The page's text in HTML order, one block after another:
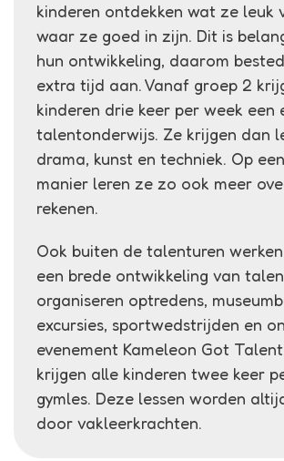
kinderen ontdekken wat ze leuk
waar ze goed in zijn. Dit is
hun ontwikkeling, daarom
extra tijd aan. Vanaf groep 2
kinderen drie keer per week een
talentonderwijs. Ze krijgen dan
drama, kunst en techniek. Op
manier leren ze zo ook meer
rekenen.
Ook buiten de talenturen
een brede ontwikkeling van
organiseren optredens,
excursies, sportwedstrijden en
evenement Kameleon Got
krijgen alle kinderen twee keer
gymles. Deze lessen worden
door vakleerkrachten.